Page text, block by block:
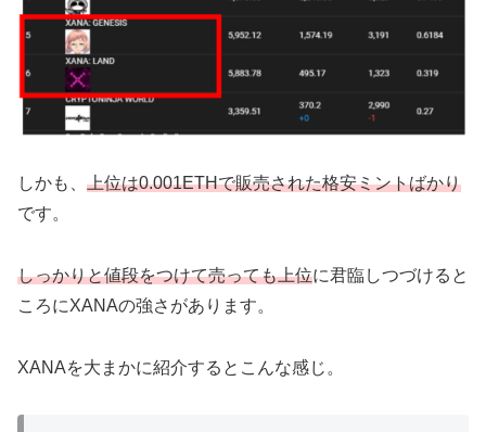
しかも、 上位は0.001ETHで販売された格安ミントばかり
です。
しっかりと値段をつけて売っても上位に君臨しつづけると
ころにXANAの強さがあります。
XANAを大まかに紹介するとこんな感じ。